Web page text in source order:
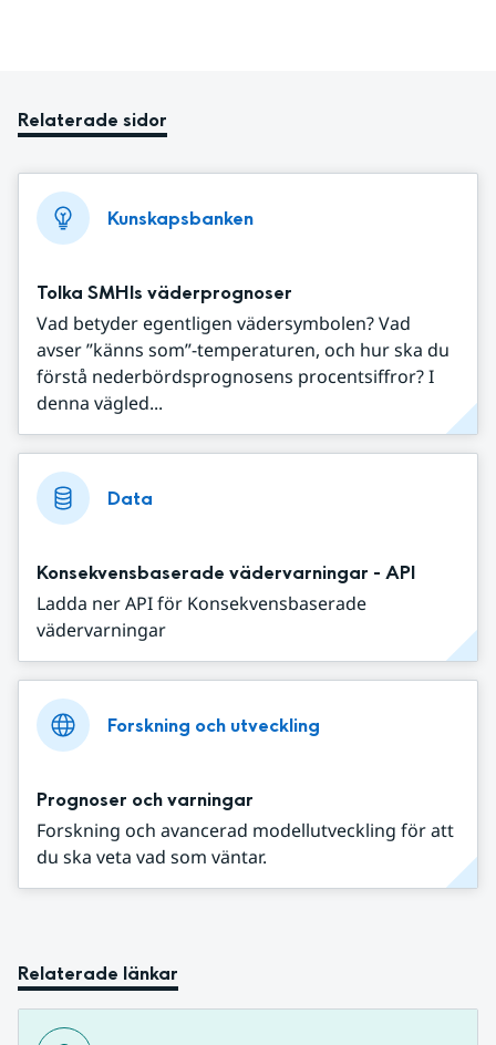
Relaterade sidor
Kunskapsbanken
Tolka SMHIs väderprognoser
Vad betyder egentligen vädersymbolen? Vad
avser ”känns som”-temperaturen, och hur ska du
förstå nederbördsprognosens procentsiffror? I
denna vägled...
Data
Konsekvensbaserade vädervarningar - API
Ladda ner API för Konsekvensbaserade
vädervarningar
Forskning och utveckling
Prognoser och varningar
Forskning och avancerad modellutveckling för att
du ska veta vad som väntar.
Relaterade länkar